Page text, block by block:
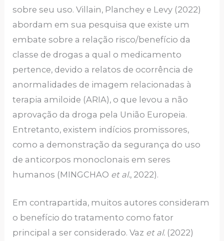
sobre seu uso. Villain, Planchey e Levy (2022)
abordam em sua pesquisa que existe um
embate sobre a relação risco/benefício da
classe de drogas a qual o medicamento
pertence, devido a relatos de ocorrência de
anormalidades de imagem relacionadas à
terapia amiloide (ARIA), o que levou a não
aprovação da droga pela União Europeia.
Entretanto, existem indícios promissores,
como a demonstração da segurança do uso
de anticorpos monoclonais em seres
humanos (MINGCHAO et al., 2022).
Em contrapartida, muitos autores consideram
o benefício do tratamento como fator
principal a ser considerado. Vaz et al. (2022)